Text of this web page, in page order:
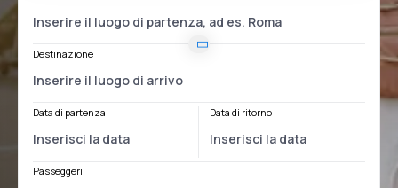
Destinazione
Data di partenza Data di ritorno
Passeggeri